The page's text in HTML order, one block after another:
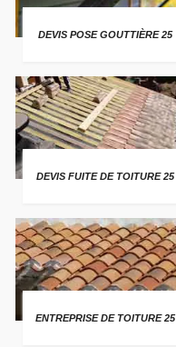
DEVIS POSE GOUTTIÈRE 25
DEVIS FUITE DE TOITURE 25
ENTREPRISE DE TOITURE 25